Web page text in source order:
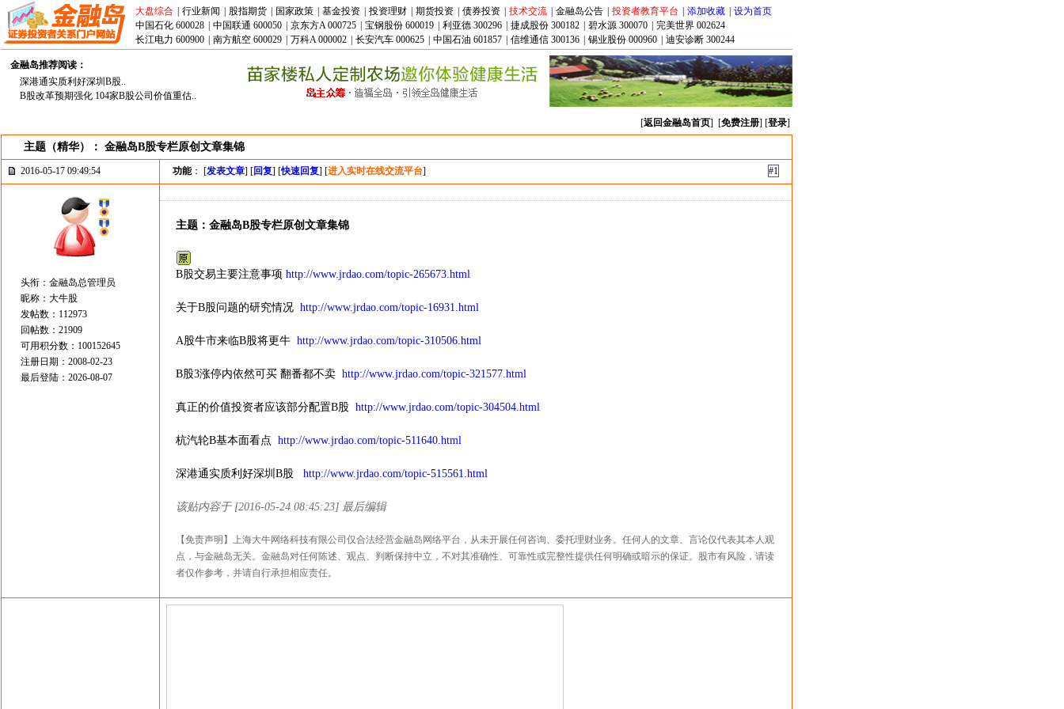
大盘综合 行业新闻 股指期货 国家政策 基金投资 投资理财 期货投资 债券投资 技术交流 金融岛公告 投资者教育平台 添加收藏
设为首页
中国石化 600028
中国联通 600050 京东方A 000725 宝钢股份 600019 利亚德 300296 捷成股份 300182 碧水源 300070
完美世界 002624
长江电力 600900
南方航空 600029 万科A 000002 长安汽车 000625 中国石油 601857 信维通信 300136 锡业股份 000960 迪安诊断 300244
金融岛推荐阅读：
深港通实质利好深圳B股..
B股改革预期强化 104家B股公司价值重估..
[返回金融岛首页] [免费注册] [登录]
主题（精华）： 金融岛B股专栏原创文章集锦
2016-05-17 09:49:54 功能： [发表文章] [回复] [快速回复] [进入实时在线交流平台] #1
头衔：金融岛总管理员
昵称：大牛股
发帖数：112973
回帖数：21909
可用积分数：100152645
注册日期：2008-02-23
最后登陆：2026-08-07
主题：金融岛B股专栏原创文章集锦
B股交易主要注意事项 http://www.jrdao.com/topic-265673.html
关于B股问题的研究情况 http://www.jrdao.com/topic-16931.html
A股牛市来临B股将更牛 http://www.jrdao.com/topic-310506.html
B股3涨停内依然可买 翻番都不卖 http://www.jrdao.com/topic-321577.html
真正的价值投资者应该部分配置B股 http://www.jrdao.com/topic-304504.html
杭汽轮B基本面看点 http://www.jrdao.com/topic-511640.html
深港通实质利好深圳B股 http://www.jrdao.com/topic-515561.html
该贴内容于 [2016-05-24 08:45:23] 最后编辑
【免责声明】上海大牛网络科技有限公司仅合法经营金融岛网络平台，从未开展任何咨询、委托理财业务。任何人的文章、言论仅代表其本人观
点，与金融岛无关。金融岛对任何陈述、观点、判断保持中立，不对其准确性、可靠性或完整性提供任何明确或暗示的保证。股市有风险，请读
者仅作参考，并请自行承担相应责任。